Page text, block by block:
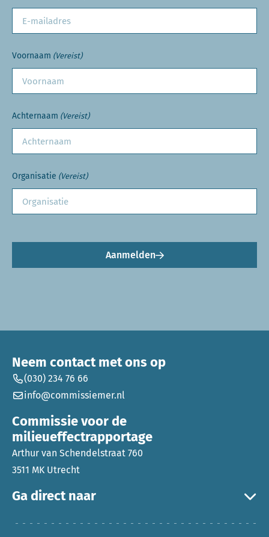
Voornaam (Vereist)
Achternaam (Vereist)
Organisatie (Vereist)
Aanmelden
Ga direct naar
Neem contact met ons op
(030) 234 76 66
info@commissiemer.nl
Commissie voor de
milieueffectrapportage
Arthur van Schendelstraat 760
3511 MK Utrecht